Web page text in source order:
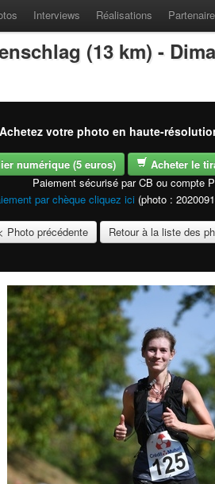
Interviews Réalisations
(13 km) -
Achetez votre photo en haute-
numérique (5 euros)
Acheter le
Paiement sécurisé par CB ou compte
par chèque cliquez ici (photo :
Photo précédente Retour à la liste des